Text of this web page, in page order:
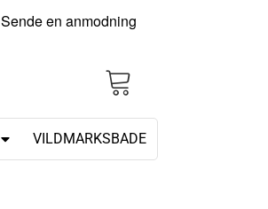
Sende en anmodning
VILDMARKSBADE